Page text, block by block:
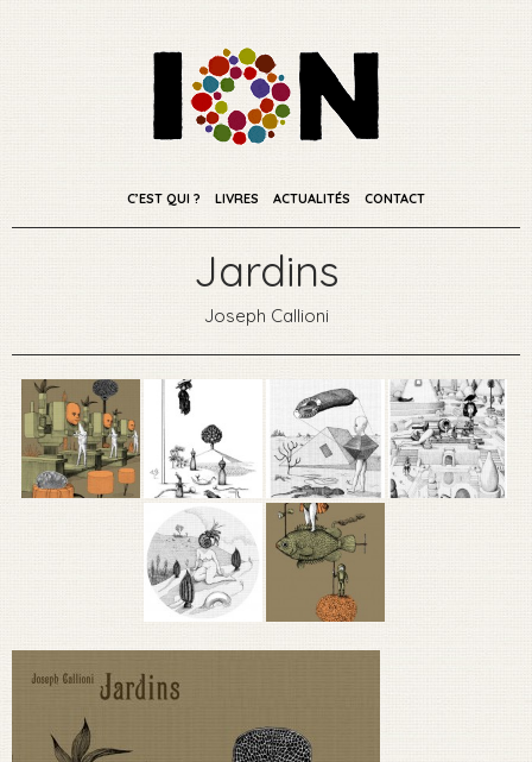
CONTACT
ACTUALITÉS
LIVRES
C’EST QUI ?
Jardins
Joseph Callioni